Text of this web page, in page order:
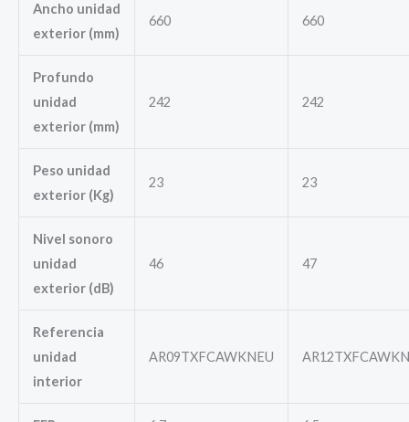
Ancho unidad
exterior (mm)
660 660
Profundo
unidad
exterior (mm)
242 242
Peso unidad
exterior (Kg)
23 23
Nivel sonoro
unidad
exterior (dB)
46 47
Referencia
unidad
interior
AR09TXFCAWKNEU